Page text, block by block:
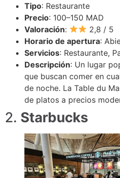
Tipo: Restaurante
Precio: 100–150 MAD
Valoración:
2,8 / 5
Horario de apertura:
Servicios: Restaurante,
Descripción: Un lugar
que buscan comer en
de noche. La Table du
de platos a precios
2. Starbucks